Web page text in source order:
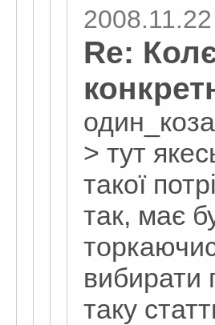
Re:
> тут
такої
так, має
вибирати
таку